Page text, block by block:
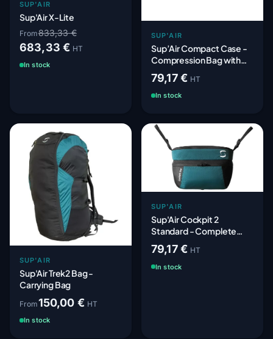
SUP'AIR
Sup'Air X-Lite
From833,33 €
683,33 € HT
In stock
SUP'AIR
Sup’Air Compact Case -
Compression Bag with
Integrated Glider Sock
79,17 € HT
In stock
SUP'AIR
Sup'Air Trek2 Bag -
Carrying Bag
From150,00 € HT
In stock
SUP'AIR
Sup'Air Cockpit 2
Standard - Complete
Universal Cockpit
79,17 € HT
In stock